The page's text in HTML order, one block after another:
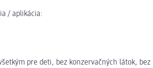
/ aplikácia:
pre deti, bez konzervačných látok, bez